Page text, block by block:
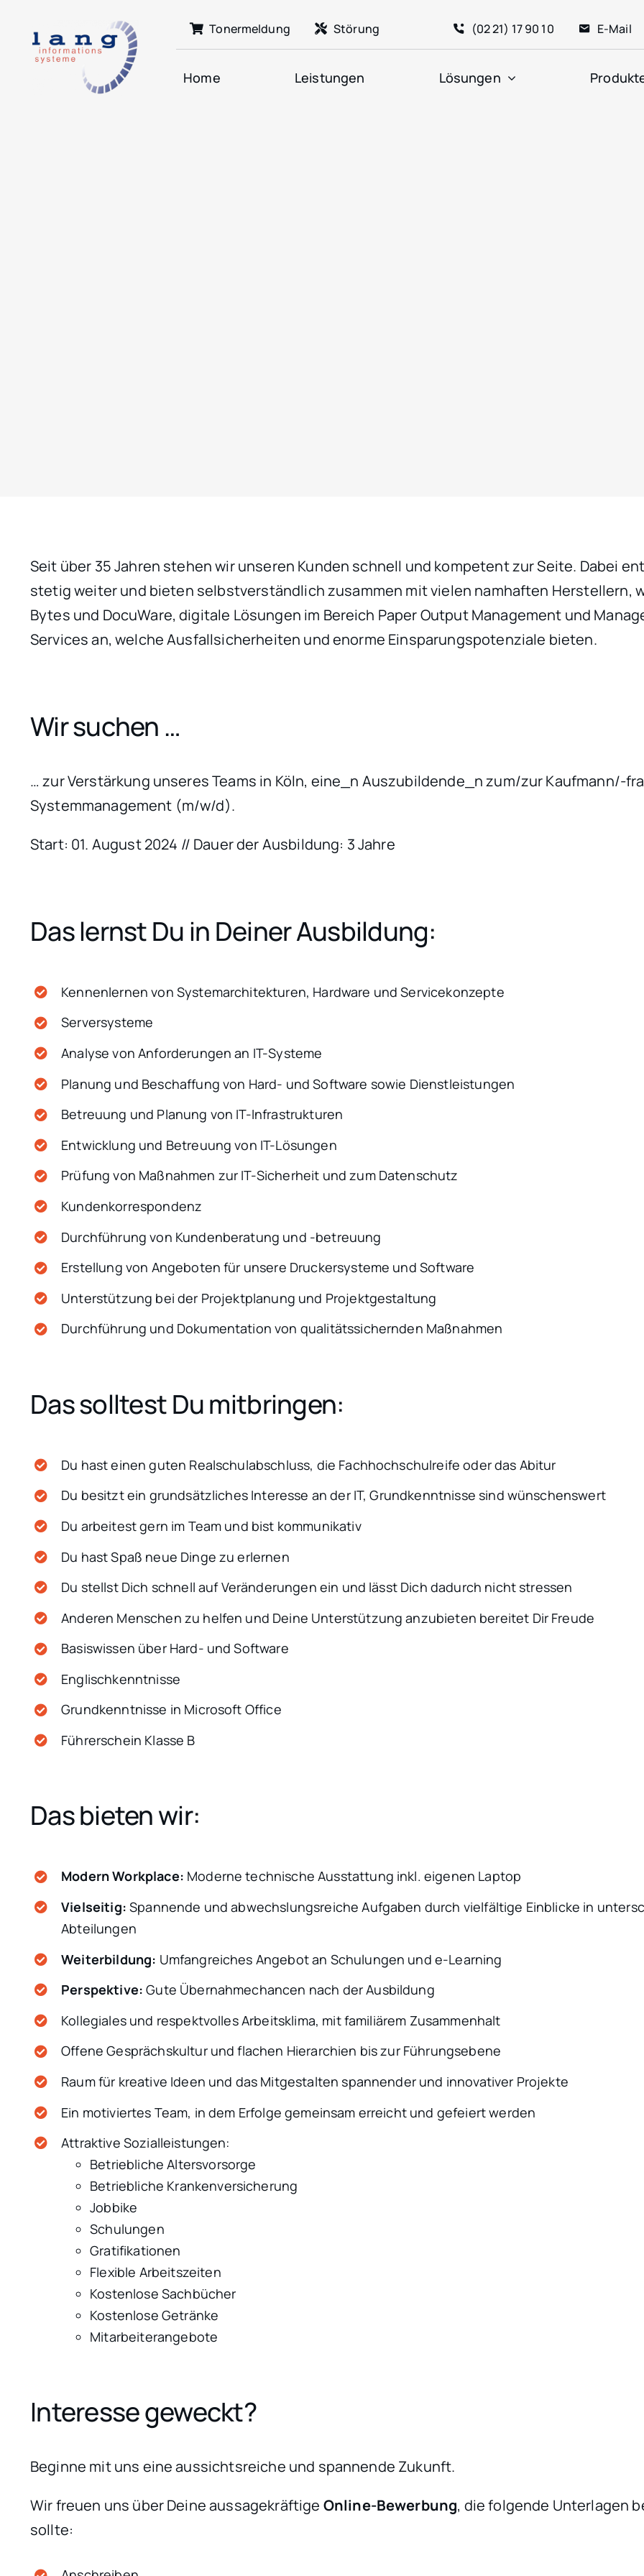
Inhalt
springen
Tonermeldung Störung (02 21) 17 90 10 E-Mail
Home Leistungen Lösungen
Seit über 35 Jahren stehen wir unseren Kunden schnell und kompetent zur Seite. Dabei
stetig weiter und bieten selbstverständlich zusammen mit vielen namhaften Herstellern,
Bytes und DocuWare, digitale Lösungen im Bereich Paper Output Management und
Services an, welche Ausfallsicherheiten und enorme Einsparungspotenziale bieten.
Wir suchen …
… zur Verstärkung unseres Teams in Köln, eine_n Auszubildende_n zum/zur Kaufmann/-
Systemmanagement (m/w/d).
Start: 01. August 2024 // Dauer der Ausbildung: 3 Jahre
Das lernst Du in Deiner Ausbildung:
Kennenlernen von Systemarchitekturen, Hardware und Servicekonzepte
Serversysteme
Analyse von Anforderungen an IT-Systeme
Planung und Beschaffung von Hard- und Software sowie Dienstleistungen
Betreuung und Planung von IT-Infrastrukturen
Entwicklung und Betreuung von IT-Lösungen
Prüfung von Maßnahmen zur IT-Sicherheit und zum Datenschutz
Kundenkorrespondenz
Durchführung von Kundenberatung und -betreuung
Erstellung von Angeboten für unsere Druckersysteme und Software
Unterstützung bei der Projektplanung und Projektgestaltung
Durchführung und Dokumentation von qualitätssichernden Maßnahmen
Das solltest Du mitbringen:
Du hast einen guten Realschulabschluss, die Fachhochschulreife oder das Abitur
Du besitzt ein grundsätzliches Interesse an der IT, Grundkenntnisse sind wünschenswert
Du arbeitest gern im Team und bist kommunikativ
Du hast Spaß neue Dinge zu erlernen
Du stellst Dich schnell auf Veränderungen ein und lässt Dich dadurch nicht stressen
Anderen Menschen zu helfen und Deine Unterstützung anzubieten bereitet Dir Freude
Basiswissen über Hard- und Software
Englischkenntnisse
Grundkenntnisse in Microsoft Office
Führerschein Klasse B
Das bieten wir:
Modern Workplace: Moderne technische Ausstattung inkl. eigenen Laptop
Vielseitig: Spannende und abwechslungsreiche Aufgaben durch vielfältige Einblicke in
Abteilungen
Weiterbildung: Umfangreiches Angebot an Schulungen und e-Learning
Perspektive: Gute Übernahmechancen nach der Ausbildung
Kollegiales und respektvolles Arbeitsklima, mit familiärem Zusammenhalt
Offene Gesprächskultur und flachen Hierarchien bis zur Führungsebene
Raum für kreative Ideen und das Mitgestalten spannender und innovativer Projekte
Ein motiviertes Team, in dem Erfolge gemeinsam erreicht und gefeiert werden
Attraktive Sozialleistungen:
Betriebliche Altersvorsorge
Betriebliche Krankenversicherung
Jobbike
Schulungen
Gratifikationen
Flexible Arbeitszeiten
Kostenlose Sachbücher
Kostenlose Getränke
Mitarbeiterangebote
Interesse geweckt?
Beginne mit uns eine aussichtsreiche und spannende Zukunft.
Wir freuen uns über Deine aussagekräftige Online-Bewerbung, die folgende Unterlagen
sollte: